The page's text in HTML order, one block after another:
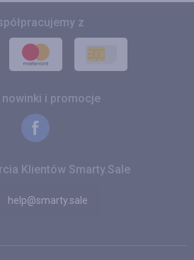
z
nowinki i promocje
Klientów Smarty.Sale
help@smarty.sale